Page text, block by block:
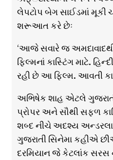
લેપટોપ બેગ સાઈડમાં
શરૂઆત કરે છેઃ
‘આજે સવારે જ
ફ્લ્મિનાં કાસ્ટિંગ માટે.
રહી છે આ ફ્લ્મિ. આવતી
અભિષેક શાહ એટલે
પ્રોપર અને સૌથી સફ્ળ
શબ્દ નીચે અદશ્ય
ગુજરાતી સિનેમા કહીએ
દરમિયાન જે કેટલાંક